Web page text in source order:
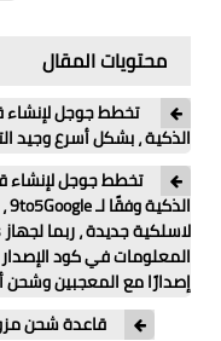
محتويات المقال
تخطط جوجل لإنشاء
الذكية ، بشكل أسرع وجيد
تخطط جوجل لإنشاء
إصدارًا مع المعجبين وشحن
قاعدة شحن